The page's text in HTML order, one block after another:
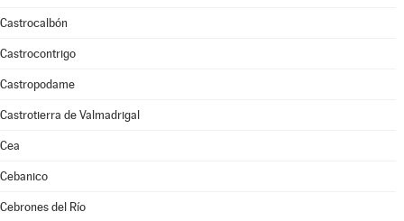
Castrocalbón
Castrocontrigo
Castropodame
Castrotierra de Valmadrigal
Cea
Cebanico
Cebrones del Río